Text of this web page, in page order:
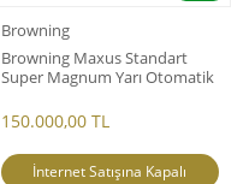
Browning
Browning Maxus Standart
Super Magnum Yarı Otomatik
150.000,00 TL
İnternet Satışına Kapalı